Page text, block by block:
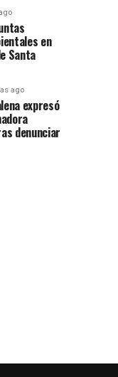
en
Santa
ago
expresó
denunciar